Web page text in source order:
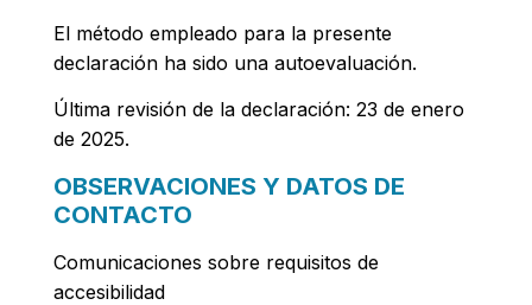
El método empleado para la presente
declaración ha sido una autoevaluación.
Última revisión de la declaración: 23 de enero
de 2025.
OBSERVACIONES Y DATOS DE
CONTACTO
Comunicaciones sobre requisitos de
accesibilidad